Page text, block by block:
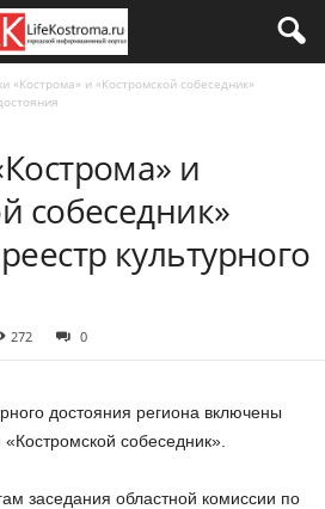
«Кострома» и «Костромской собеседник»
и
собеседник»
культурного
272 0
достояния региона включены
собеседник».
заседания областной комиссии по